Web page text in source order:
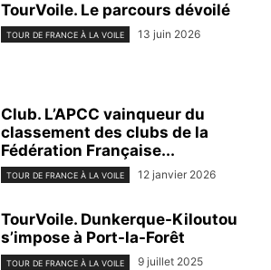
TourVoile. Le parcours dévoilé
TOUR DE FRANCE À LA VOILE 13 juin 2026
Club. L’APCC vainqueur du
classement des clubs de la
Fédération Française...
TOUR DE FRANCE À LA VOILE 12 janvier 2026
TourVoile. Dunkerque-Kiloutou
s’impose à Port-la-Forêt
TOUR DE FRANCE À LA VOILE 9 juillet 2025